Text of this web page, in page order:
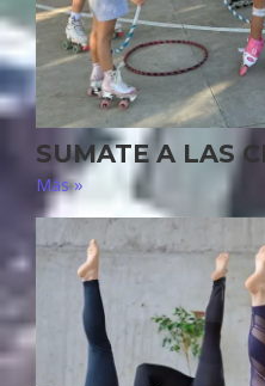
SUMATE A LAS
Más »